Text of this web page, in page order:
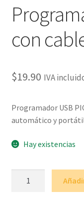
con
$19.90 IVA
Programador USB
automático y
Hay existencias